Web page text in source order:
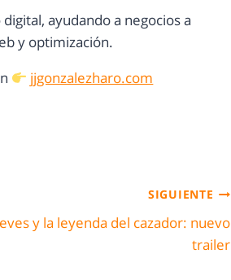
ayudando a negocios a
y optimización.
jjgonzalezharo.com
SIGUIENTE
y la leyenda del cazador: nuevo
trailer